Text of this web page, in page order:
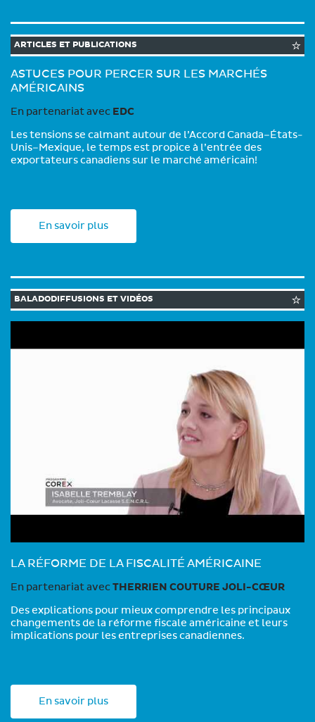
ARTICLES ET PUBLICATIONS
ASTUCES POUR PERCER SUR LES MARCHÉS
AMÉRICAINS
En partenariat avec EDC
Les tensions se calmant autour de l’Accord Canada–États-
Unis–Mexique, le temps est propice à l’entrée des
exportateurs canadiens sur le marché américain!
En savoir plus
BALADODIFFUSIONS ET VIDÉOS
LA RÉFORME DE LA FISCALITÉ AMÉRICAINE
En partenariat avec THERRIEN COUTURE JOLI-CŒUR
Des explications pour mieux comprendre les principaux
changements de la réforme fiscale américaine et leurs
implications pour les entreprises canadiennes.
En savoir plus